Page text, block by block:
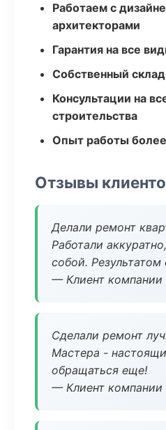
Работаем с
архитекторами
Гарантия на все
Собственный
Консультации на
строительства
Опыт работы
Отзывы
Делали ремонт
Работали
собой.
— Клиент компании
Сделали ремонт
Мастера -
обращаться еще!
— Клиент компании